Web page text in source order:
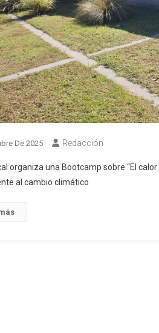
De 2025 Redacción
organiza una Bootcamp sobre “El
al cambio climático